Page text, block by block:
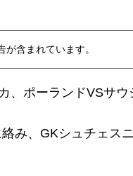
が含まれています。
ポーランドVSサウ
み、GKシュチェス